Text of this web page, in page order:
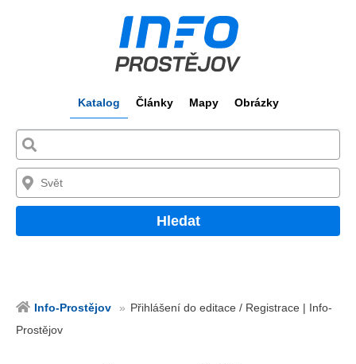
Katalog Články Mapy Obrázky
Hledat
Info-Prostějov
Přihlášení do editace / Registrace | Info-
Prostějov